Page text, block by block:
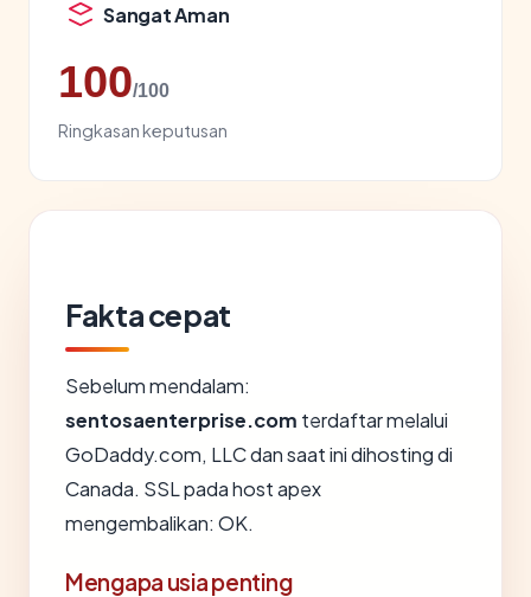
Sangat Aman
100/100
Ringkasan keputusan
Fakta cepat
Sebelum mendalam:
sentosaenterprise.com terdaftar melalui
GoDaddy.com, LLC dan saat ini dihosting di
Canada. SSL pada host apex
mengembalikan: OK.
Mengapa usia penting